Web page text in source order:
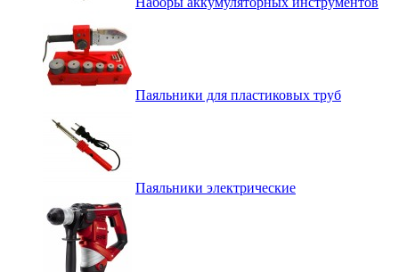
Паяльники для пластиковых труб
Паяльники электрические